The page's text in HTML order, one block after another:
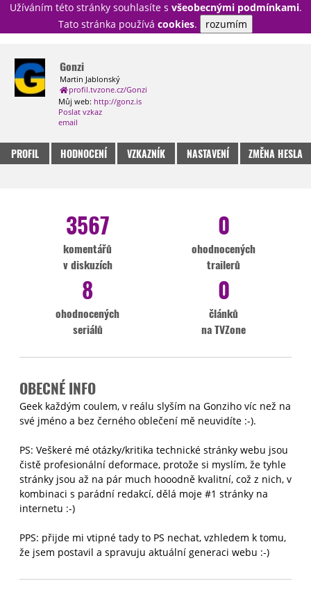
Užíváním této stránky souhlasíte s všeobecnými podmínkami.
Tato stránka používá cookies. rozumím
PŘIHLÁSIT
NOVINKY
TÉMATA
RECENZE
EPIZODY
TRAILERY
GALERIE
DISKUZE
STATISTIKY
TIRÁŽ
Gonzi
Martin Jablonský
profil.tvzone.cz/Gonzi
Můj web: http://gonz.is
Poslat vzkaz
email
PROFIL HODNOCENÍ VZKAZNÍK NASTAVENÍ ZMĚNA HESLA
3567
komentářů
v diskuzích
0
ohodnocených
trailerů
8
ohodnocených
seriálů
0
článků
na TVZone
OBECNÉ INFO
Geek každým coulem, v reálu slyším na Gonziho víc než na
své jméno a bez černého oblečení mě neuvidíte :-).
PS: Veškeré mé otázky/kritika technické stránky webu jsou
čistě profesionální deformace, protože si myslím, že tyhle
stránky jsou až na pár much hooodně kvalitní, což z nich, v
kombinaci s parádní redakcí, dělá moje #1 stránky na
internetu :-)
PPS: přijde mi vtipné tady to PS nechat, vzhledem k tomu,
že jsem postavil a spravuju aktuální generaci webu :-)